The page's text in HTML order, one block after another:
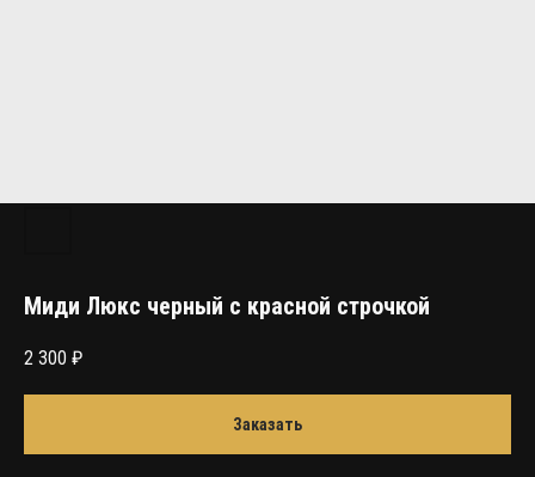
Миди Люкс черный с красной строчкой
2 300 ₽
Заказать